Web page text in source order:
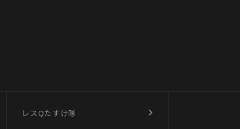
レスQたすけ隊